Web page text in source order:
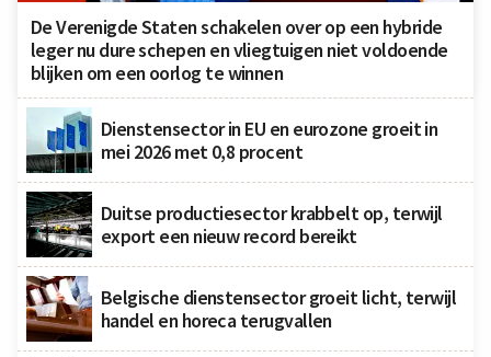
De Verenigde Staten schakelen over op een hybride
leger nu dure schepen en vliegtuigen niet voldoende
blijken om een oorlog te winnen
Dienstensector in EU en eurozone groeit in
mei 2026 met 0,8 procent
Duitse productiesector krabbelt op, terwijl
export een nieuw record bereikt
Belgische dienstensector groeit licht, terwijl
handel en horeca terugvallen